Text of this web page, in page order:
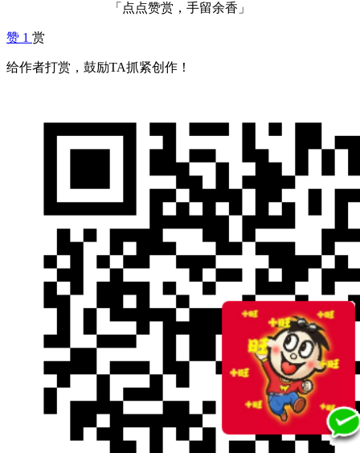
「点点赞赏，手留余香」
赞 1 赏
给作者打赏，鼓励TA抓紧创作！